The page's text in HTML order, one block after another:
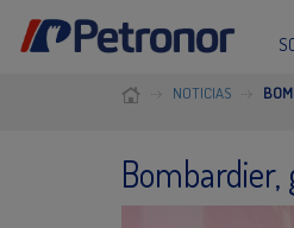
NOTICIAS
Bombardier,